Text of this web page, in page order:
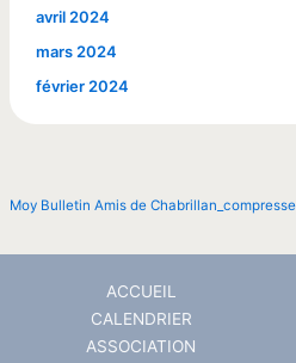
avril 2024
mars 2024
février 2024
Moy Bulletin Amis de
ACCUEIL
CALENDRIER
ASSOCIATION